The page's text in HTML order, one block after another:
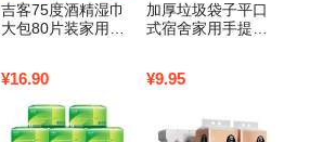
吉客75度酒精湿巾
大包80片装家用一
¥16.90
加厚垃圾袋子平口
式宿舍家用手提袋
【100只】
¥9.95